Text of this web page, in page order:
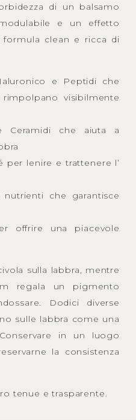
di un balsamo
e un effetto
formula clean e ricca di
e Peptidi che
visibilmente
che aiuta a
per lenire e trattenere l’
che garantisce
offrire una piacevole
sulla labbra, mentre
regala un pigmento
Dodici diverse
sulle labbra come una
in un luogo
la consistenza
tenue e trasparente.